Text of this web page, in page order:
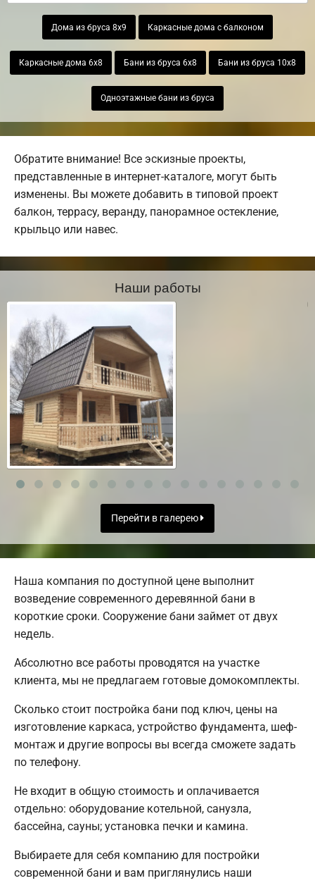
Дома из бруса 8х9 Каркасные дома с балконом
Каркасные дома 6х8 Бани из бруса 6х8 Бани из бруса 10х8
Одноэтажные бани из бруса
Обратите внимание! Все эскизные проекты,
представленные в интернет-каталоге, могут быть
изменены. Вы можете добавить в типовой проект
балкон, террасу, веранду, панорамное остекление,
крыльцо или навес.
Наши работы
Перейти в галерею
Наша компания по доступной цене выполнит
возведение современного деревянной бани в
короткие сроки. Сооружение бани займет от двух
недель.
Абсолютно все работы проводятся на участке
клиента, мы не предлагаем готовые домокомплекты.
Сколько стоит постройка бани под ключ, цены на
изготовление каркаса, устройство фундамента, шеф-
монтаж и другие вопросы вы всегда сможете задать
по телефону.
Не входит в общую стоимость и оплачивается
отдельно: оборудование котельной, санузла,
бассейна, сауны; установка печки и камина.
Выбираете для себя компанию для постройки
современной бани и вам приглянулись наши